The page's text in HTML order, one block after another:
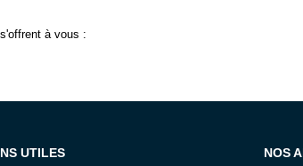
à vous :
UTILES
NOS